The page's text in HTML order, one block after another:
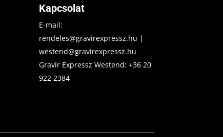
Kapcsolat
E-mail:
rendeles@gravirexpressz.hu |
westend@gravirexpressz.hu
Gravír Expressz Westend:+36 20
922 2384